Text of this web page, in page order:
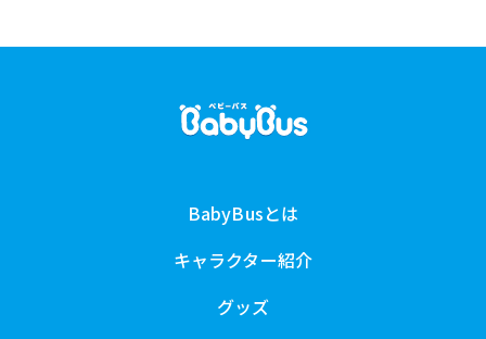
BabyBusとは
キャラクター紹介
グッズ